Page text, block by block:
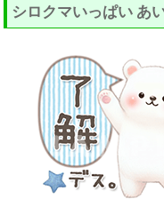
シロクマいっぱい あ